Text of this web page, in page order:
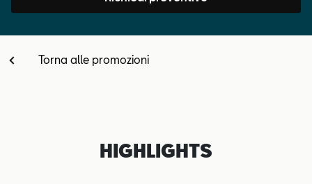
Torna alle promozioni
HIGHLIGHTS